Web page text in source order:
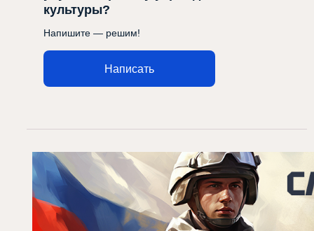
культуры?
Напишите — решим!
Написать